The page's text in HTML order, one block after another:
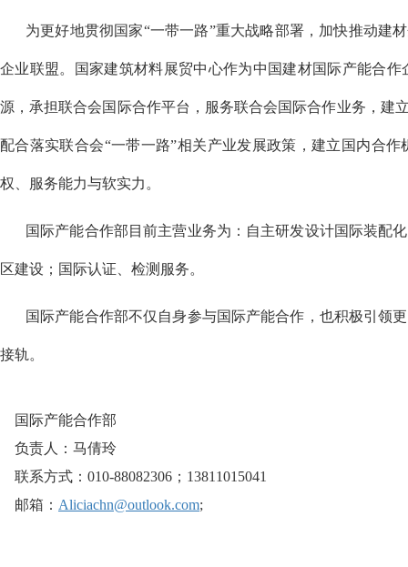
为更好地贯彻国家“一带一路”重大战略部署，加快推动建
企业联盟。国家建筑材料展贸中心作为中国建材国际产能合
源，承担联合会国际合作平台，服务联合会国际合作业务，建
配合落实联合会“一带一路”相关产业发展政策，建立国内合
权、服务能力与软实力。
国际产能合作部目前主营业务为：自主研发设计国际装配
区建设；国际认证、检测服务。
国际产能合作部不仅自身参与国际产能合作，也积极引领
接轨。
国际产能合作部
负责人：马倩玲
联系方式：010-88082306；13811015041
邮箱： Aliciachn@outlook.com;